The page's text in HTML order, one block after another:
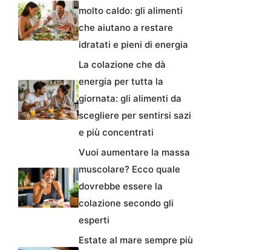
molto caldo: gli alimenti
che aiutano a restare
idratati e pieni di energia
La colazione che dà
energia per tutta la
giornata: gli alimenti da
scegliere per sentirsi sazi
e più concentrati
Vuoi aumentare la massa
muscolare? Ecco quale
dovrebbe essere la
colazione secondo gli
esperti
Estate al mare sempre più